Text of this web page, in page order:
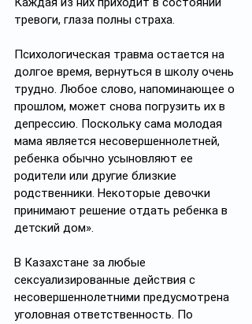
тревоги, глаза полны страха.
Психологическая травма остается на
долгое время, вернуться в школу очень
трудно. Любое слово, напоминающее о
прошлом, может снова погрузить их в
депрессию. Поскольку сама молодая
мама является несовершеннолетней,
ребенка обычно усыновляют ее
родители или другие близкие
родственники. Некоторые девочки
принимают решение отдать ребенка в
детский дом».
В Казахстане за любые
сексуализированные действия с
несовершеннолетними предусмотрена
уголовная ответственность. По